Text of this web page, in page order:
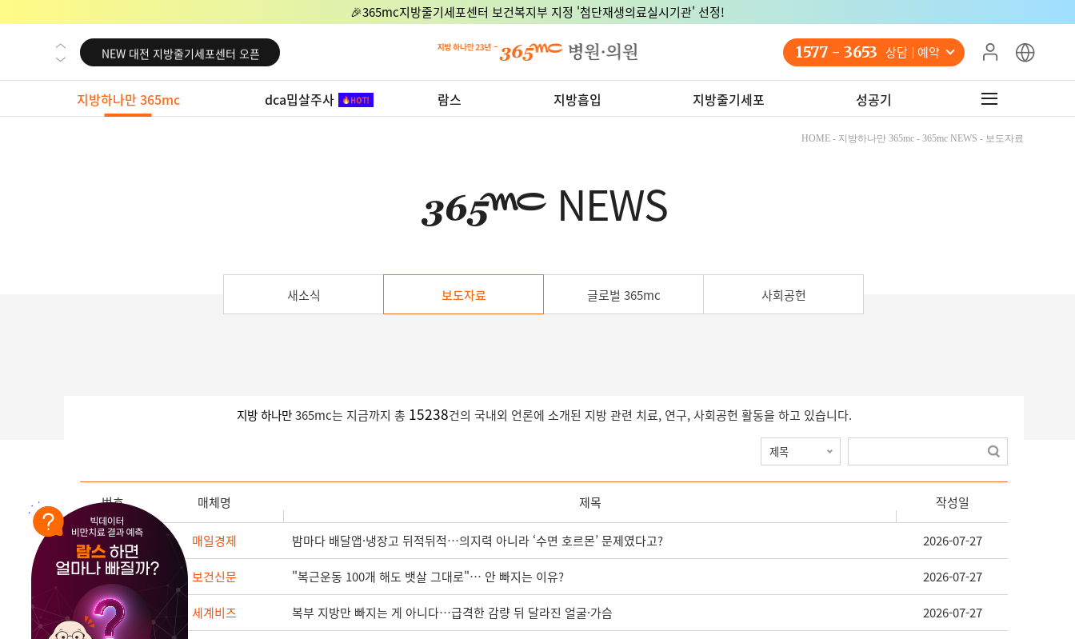
🎉365mc지방줄기세포센터 보건복지부 지정 '첨단재생의료실시기관' 선정!
NEW 교대 지방줄기세포센터 오픈
NEW 대전 지방줄기세포센터 오픈
NEW 노원 지방줄기세포센터 오픈
NEW 미국 LA점 오픈
NEW 미국 LA점 오픈
1577 - 3653 상담 예약
지방하나만 365mc dca밉살주사 람스 지방흡입 지방줄기세포 성공기
HOME - 지방하나만 365mc - 365mc NEWS - 보도자료
NEWS
새소식 보도자료 글로벌 365mc 사회공헌
지방 하나만365mc는 지금까지 총 15238건의 국내외 언론에 소개된 지방 관련 치료, 연구, 사회공헌 활동을 하고 있습니다.
번호 매체명 제목 작성일
15198 매일경제 밤마다 배달앱·냉장고 뒤적뒤적…의지력 아니라 ‘수면 호르몬’ 문제였다고? 2026-07-27
15197 보건신문 "복근운동 100개 해도 뱃살 그대로"… 안 빠지는 이유? 2026-07-27
15196 세계비즈 복부 지방만 빠지는 게 아니다…급격한 감량 뒤 달라진 얼굴·가슴 2026-07-27